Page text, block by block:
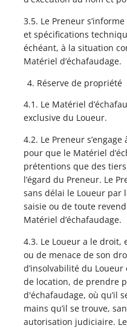
3.5. Le Preneur
et spécifications
échéant, à la situation
Matériel d’échafaudage.
Réserve de propriété
4.1. Le Matériel
exclusive du Loueur.
4.2. Le Preneur
pour que le Matériel
prétentions que des
l’égard du Preneur. Le
sans délai le Loueur par
saisie ou de toute
Matériel d’échafaudage.
4.3. Le Loueur a le droit,
ou de menace de son
d’insolvabilité du
de location, de prendre
d'échafaudage, où qu’il
mains qu’il se trouve,
autorisation judiciaire.